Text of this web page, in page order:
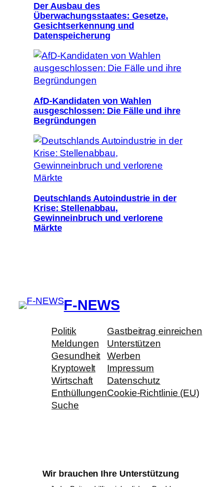
Der Ausbau des
Überwachungsstaates: Gesetze,
Gesichtserkennung und
Datenspeicherung
AfD-Kandidaten von Wahlen
ausgeschlossen: Die Fälle und ihre
Begründungen
Deutschlands Autoindustrie in der
Krise: Stellenabbau,
Gewinneinbruch und verlorene
Märkte
F-NEWS
Politik
Meldungen
Gesundheit
Kryptowelt
Wirtschaft
Enthüllungen
Suche
Gastbeitrag einreichen
Unterstützen
Werben
Impressum
Datenschutz
Cookie-Richtlinie (EU)
Wir brauchen Ihre Unterstützung